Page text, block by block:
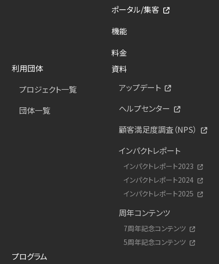
ポータル/集客
機能
料金
利用団体
プロジェクト一覧
団体一覧
資料
アップデート
ヘルプセンター
顧客満足度調査（NPS）
インパクトレポート
インパクトレポート2023
インパクトレポート2024
インパクトレポート2025
周年コンテンツ
7周年記念コンテンツ
5周年記念コンテンツ
プログラム